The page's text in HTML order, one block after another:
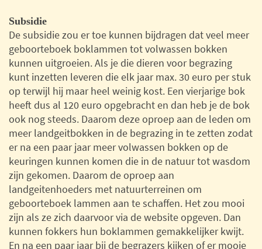
Subsidie
De subsidie zou er toe kunnen bijdragen dat veel meer
geboorteboek boklammen tot volwassen bokken
kunnen uitgroeien. Als je die dieren voor begrazing
kunt inzetten leveren die elk jaar max. 30 euro per stuk
op terwijl hij maar heel weinig kost. Een vierjarige bok
heeft dus al 120 euro opgebracht en dan heb je de bok
ook nog steeds. Daarom deze oproep aan de leden om
meer landgeitbokken in de begrazing in te zetten zodat
er na een paar jaar meer volwassen bokken op de
keuringen kunnen komen die in de natuur tot wasdom
zijn gekomen. Daarom de oproep aan
landgeitenhoeders met natuurterreinen om
geboorteboek lammen aan te schaffen. Het zou mooi
zijn als ze zich daarvoor via de website opgeven. Dan
kunnen fokkers hun boklammen gemakkelijker kwijt.
En na een paar jaar bij de begrazers kijken of er mooie